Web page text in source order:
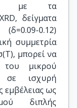
με τα
δείγματα
0.12)
συμμετρία
μπορεί να
μικρού
σε ισχυρή
εμβέλειας ως
διπλής